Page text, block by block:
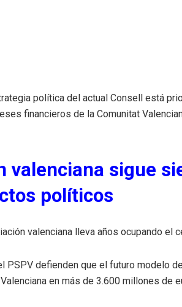
política del actual Consell está
financieros de la Comunitat
valenciana sigue
políticos
valenciana lleva años ocupando el
PSPV defienden que el futuro modelo
en más de 3.600 millones de